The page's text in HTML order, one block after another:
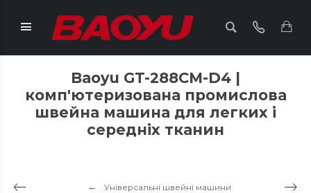
Baoyu GT-288CM-D4 |
комп'ютеризована промислова
швейна машина для легких і
середніх тканин
Універсальні швейні машини